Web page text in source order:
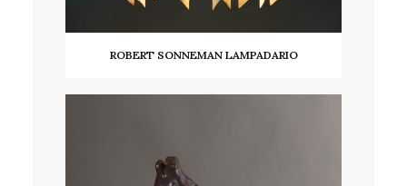
ROBERT SONNEMAN LAMPADARIO